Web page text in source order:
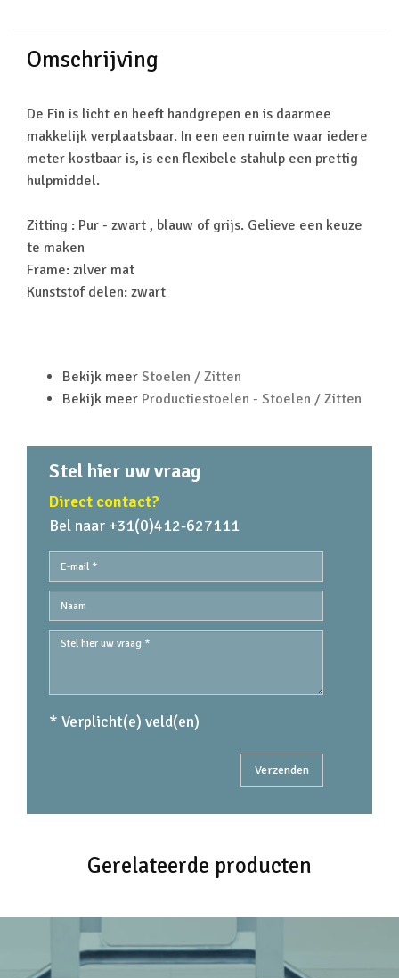
Omschrijving
De Fin is licht en heeft handgrepen en is daarmee
makkelijk verplaatsbaar. In een een ruimte waar iedere
meter kostbaar is, is een flexibele stahulp een prettig
hulpmiddel.
Zitting : Pur - zwart , blauw of grijs. Gelieve een keuze
te maken
Frame: zilver mat
Kunststof delen: zwart
Bekijk meer Stoelen / Zitten
Bekijk meer Productiestoelen - Stoelen / Zitten
Stel hier uw vraag
Direct contact?
Bel naar +31(0)412-627111
* Verplicht(e) veld(en)
Gerelateerde producten